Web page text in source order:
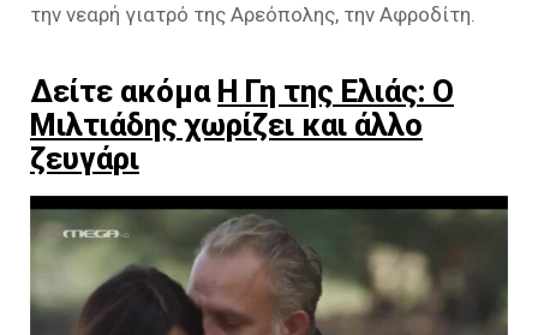
την νεαρή γιατρό της Αρεόπολης, την Αφροδίτη.
Δείτε ακόμα Η Γη της Ελιάς: Ο
Μιλτιάδης χωρίζει και άλλο
ζευγάρι